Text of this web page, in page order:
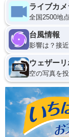
ライブカメ
全国2500地
台風情報
影響は？接
ウェザーリ
空の写真を